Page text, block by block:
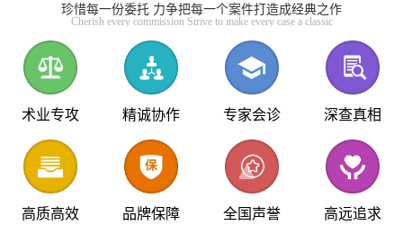
珍惜每一份委托 力争把每一个案件打造成经典之作
Cherish every commission Strive to make every case a classic
术业专攻 精诚协作 专家会诊 深查真相
高质高效 品牌保障 全国声誉 高远追求